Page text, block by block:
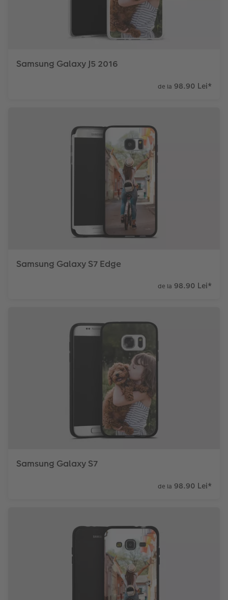
Samsung Galaxy J5 2016
de la 98.90 Lei*
Samsung Galaxy S7 Edge
de la 98.90 Lei*
Samsung Galaxy S7
de la 98.90 Lei*